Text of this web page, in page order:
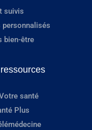
suivis
bien-être
santé
Plus